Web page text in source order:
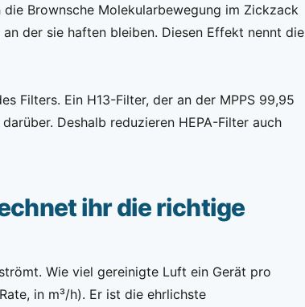
Brownsche Molekularbewegung im Zickzack
der sie haften bleiben. Diesen Effekt nennt die
Filters. Ein H13-Filter, der an der MPPS 99,95
Deshalb reduzieren HEPA-Filter auch
ihr die richtige
Wie viel gereinigte Luft ein Gerät pro
in m³/h). Er ist die ehrlichste